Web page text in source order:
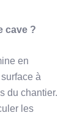
cave ?
en
à
du chantier.
les